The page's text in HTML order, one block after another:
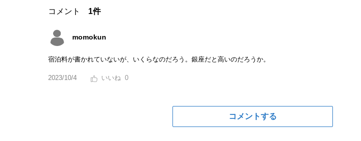
コメント 1件
momokun
宿泊料が書かれていないが、いくらなのだろう。銀座だと高いのだろうか。
2023/10/4 0
コメントする